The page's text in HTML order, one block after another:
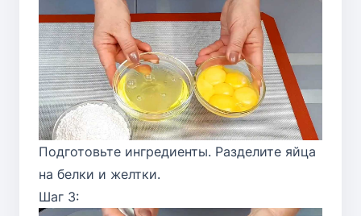
Подготовьте ингредиенты. Разделите яйца
на белки и желтки.
Шаг 3: